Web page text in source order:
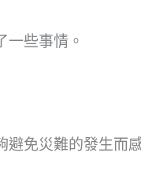
一些事情。
免災難的發生而